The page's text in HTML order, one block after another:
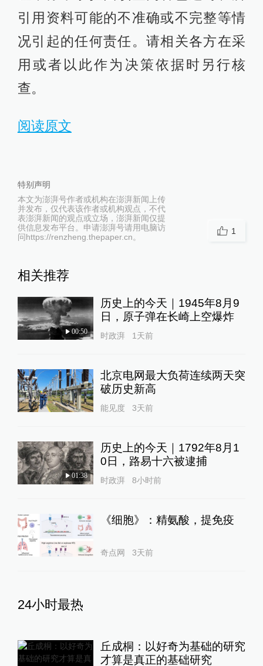
引用资料可能的不准确或不完整等情
况引起的任何责任。请相关各方在采
用或者以此作为决策依据时另行核
查。
阅读原文
特别声明
本文为澎湃号作者或机构在澎湃新闻上传
并发布，仅代表该作者或机构观点，不代
表澎湃新闻的观点或立场，澎湃新闻仅提
供信息发布平台。申请澎湃号请用电脑访
问https://renzheng.thepaper.cn。
1
相关推荐
00:50
历史上的今天｜1945年8月9
日，原子弹在长崎上空爆炸
时政湃 1天前
北京电网最大负荷连续两天突
破历史新高
能见度 3天前
01:38
历史上的今天｜1792年8月1
0日，路易十六被逮捕
时政湃 8小时前
《细胞》：精氨酸，提免疫
奇点网 3天前
24小时最热
丘成桐：以好奇为基础的研究
才算是真正的基础研究